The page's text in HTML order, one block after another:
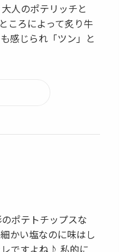
人のポテリッチと
ころによって炙り牛
感じられ「ツン」と
ポテトチップスな
かい塩なのに味はし
ですよね♪ 私的に